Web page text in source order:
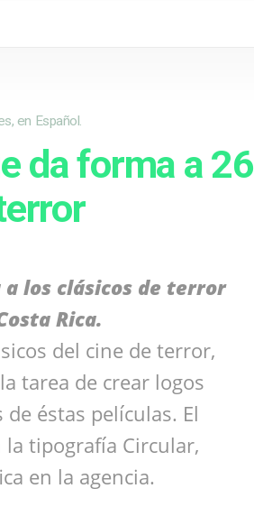
en Español.
da forma a 26
los clásicos de terror
Rica.
del cine de terror,
tarea de crear logos
éstas películas. El
tipografía Circular,
en la agencia.